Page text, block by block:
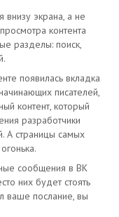
внизу экрана, а не
контента
разделы: поиск,
появилась вкладка
писателей,
контент, который
разработчики
А страницы самых
сообщения в ВК
них будет стоять
ваше послание, вы